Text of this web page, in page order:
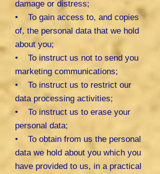
damage or distress;
• To gain access to, and copies
of, the personal data that we hold
about you;
• To instruct us not to send you
marketing communications;
• To instruct us to restrict our
data processing activities;
• To instruct us to erase your
personal data;
• To obtain from us the personal
data we hold about you which you
have provided to us, in a practical